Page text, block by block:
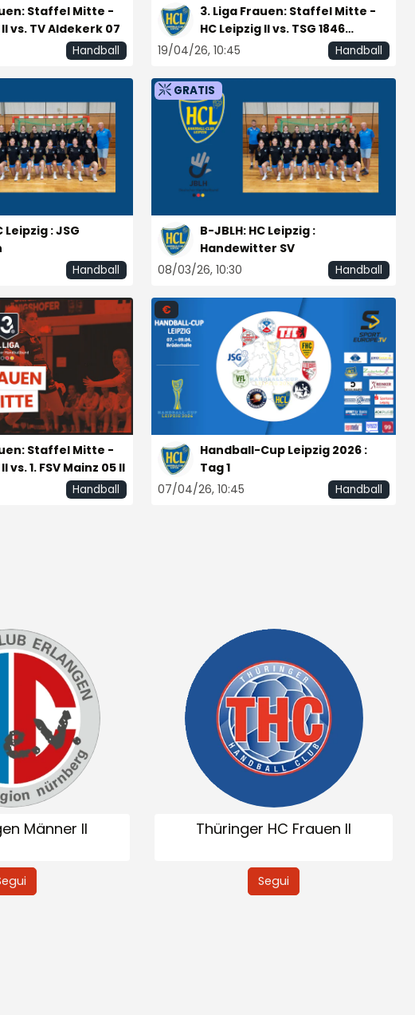
2. HBF: TSG 1846 Mainz-
Bretzenheim vs. HC Leipzig
17/05/25, 17:15
Handball
Handball-Cup Leipzig 2026 :
Tag 3
09/04/26, 06:00
Handball
IN ARRIVO
B-JBLH: HC Leipzig : TV
Hannover-Badenstedt
12/12/26, 17:00
Handball
GRATIS
3. Liga Frauen: Staffel Mitte -
HC Leipzig II vs. TSG 1893
Staffel Mitte -
vs. TV Aldekerk 07
Handball
3. Liga Frauen: Staffel Mitte -
HC Leipzig II vs. TSG 1846
Mainz-Bretzenheim
19/04/26, 10:45 Handball
Leipzig : JSG
Handball
GRATIS
B-JBLH: HC Leipzig :
Handewitter SV
08/03/26, 10:30
Handball
Staffel Mitte -
vs. 1. FSV Mainz 05 II
Handball
€
Handball-Cup Leipzig 2026 :
Tag 1
07/04/26, 10:45
Handball
Männer II Thüringer HC Frauen II
Segui